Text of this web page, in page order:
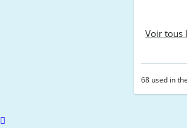
Voir tous
68 used in
Scroll